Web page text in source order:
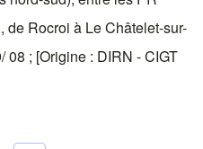
de Rocroi à Le Châtelet-sur-
08 ; [Origine : DIRN - CIGT